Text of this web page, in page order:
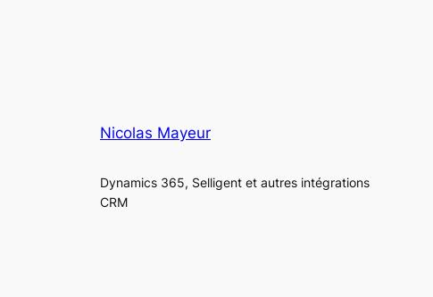
Nicolas Mayeur
Dynamics 365, Selligent et autres intégrations
CRM